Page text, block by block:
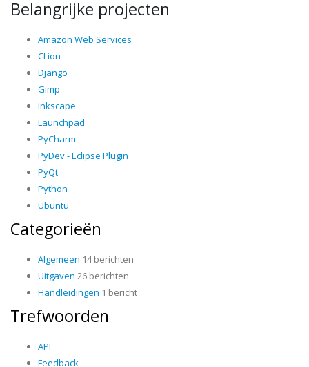
Belangrijke projecten
Amazon Web Services
CLion
Django
Gimp
Inkscape
Launchpad
PyCharm
PyDev - Eclipse Plugin
PyQt
Python
Ubuntu
Categorieën
Algemeen 14 berichten
Uitgaven 26 berichten
Handleidingen 1 bericht
Trefwoorden
API
Feedback